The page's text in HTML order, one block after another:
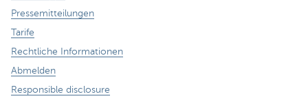
Pressemitteilungen
Tarife
Rechtliche Informationen
Abmelden
Responsible disclosure